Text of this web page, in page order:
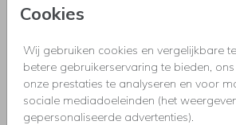
Cookies
Wij gebruiken cookies en vergelijkbare
betere gebruikerservaring te bieden,
onze prestaties te analyseren en voor
sociale mediadoeleinden (het
gepersonaliseerde advertenties).
Omschrijving
Feestelijke uitnodiging geslaagd feestje,
voor een vrouw met ballonnen,